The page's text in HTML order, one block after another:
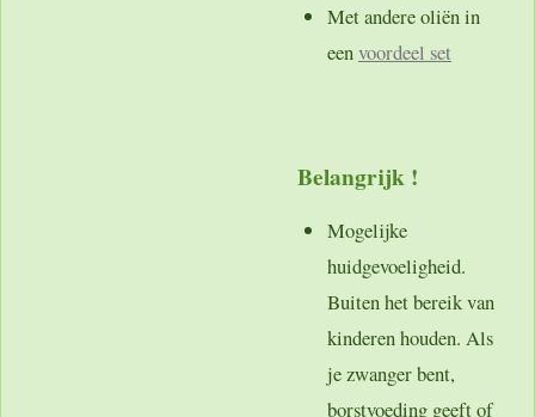
Met andere oliën in
een voordeel set
Belangrijk !
Mogelijke
huidgevoeligheid.
Buiten het bereik van
kinderen houden. Als
je zwanger bent,
borstvoeding geeft of